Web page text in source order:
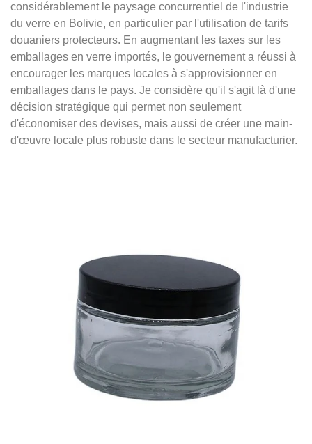
considérablement le paysage concurrentiel de l'industrie
du verre en Bolivie, en particulier par l'utilisation de tarifs
douaniers protecteurs. En augmentant les taxes sur les
emballages en verre importés, le gouvernement a réussi à
encourager les marques locales à s'approvisionner en
emballages dans le pays. Je considère qu'il s'agit là d'une
décision stratégique qui permet non seulement
d'économiser des devises, mais aussi de créer une main-
d'œuvre locale plus robuste dans le secteur manufacturier.